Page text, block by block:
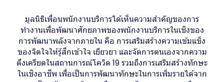
มูลนิธิเพื่อนพนักงานบริการได้เห็นความสำคัญของการ
ทำงานเพื่อพัฒนาศักยภาพของพนักงานบริการในเชิงของ
การพัฒนาพลังจากภายใน คือ การเสริมสร้างความเข้มแข็ง
ของจิตใจให้รู้สึกเข้าใจ เยียวยา และจัดการตนเองจากความ
ตึงเครียดในสถานการณ์โควิด 19 รวมถึงการเสริมสร้างทักษะ
ในเชิงอาชีพ เพื่อเป็นการพัฒนาทักษะในการเพิ่มรายได้จาก